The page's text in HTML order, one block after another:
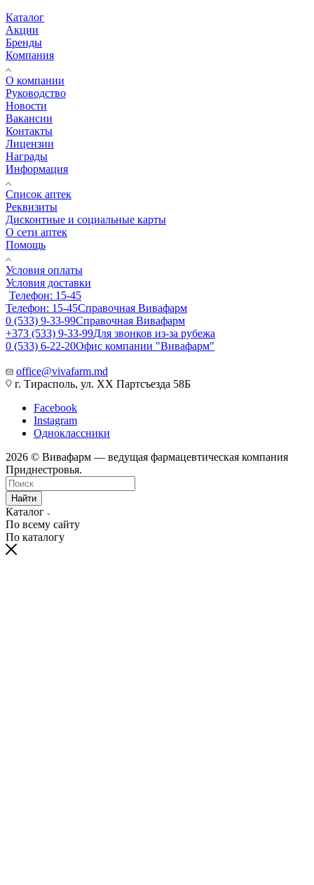
Каталог
Акции
Бренды
Компания
О компании
Руководство
Новости
Вакансии
Контакты
Лицензии
Награды
Информация
Список аптек
Реквизиты
Дисконтные и социальные карты
О сети аптек
Помощь
Условия оплаты
Условия доставки
Телефон: 15-45
Телефон: 15-45Справочная Вивафарм
0 (533) 9-33-99Справочная Вивафарм
+373 (533) 9-33-99Для звонков из-за рубежа
0 (533) 6-22-20Офис компании "Вивафарм"
office@vivafarm.md
г. Тирасполь, ул. ХХ Партсъезда 58Б
Facebook
Instagram
Одноклассники
2026 © Вивафарм — ведущая фармацевтическая компания
Приднестровья.
Найти
Каталог
По всему сайту
По каталогу